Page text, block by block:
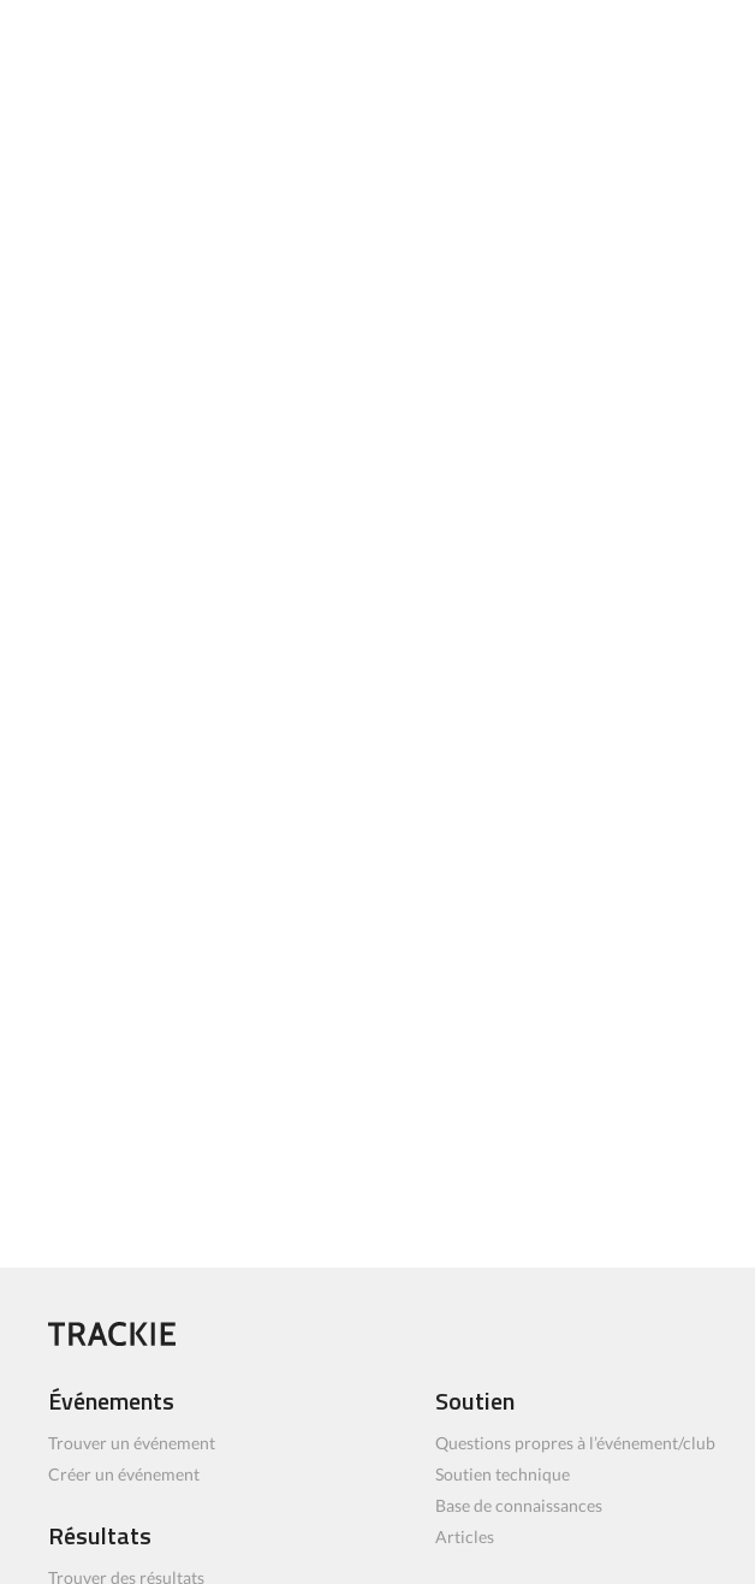
Événements
Trouver un événement
Créer un événement
Résultats
Trouver des résultats
Soutien
Questions propres à l’événement/club
Soutien technique
Base de connaissances
Articles